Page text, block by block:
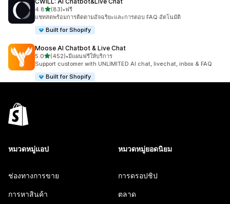
4.8เต็ม 5 ดาว
(83)
ทั้งหมด 83 รีวิว
•ฟรี
แชทสดพร้อมการติดตามอัจฉริยะและการตอบ FAQ อัตโนมัติ
Built for Shopify
Moose AI Chatbot & Live Chat
5.0เต็ม 5 ดาว
(452)
ทั้งหมด 452 รีวิว
•มีแผนฟรีให้บริการ
Support customer with UNLIMITED AI chat, livechat, inbox & FAQ
Built for Shopify
หมวดหมู่แอป
ช่องทางการขาย
การหาสินค้า
หมวดหมู่ยอดนิยม
การดรอปชิป
ตลาด